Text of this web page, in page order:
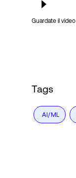
Guardate il video
Tags
AI/ML